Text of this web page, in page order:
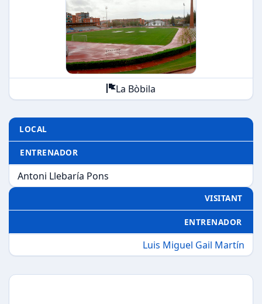
La Bòbila
LOCAL
ENTRENADOR
Antoni Llebaría Pons
VISITANT
ENTRENADOR
Luis Miguel Gail Martín